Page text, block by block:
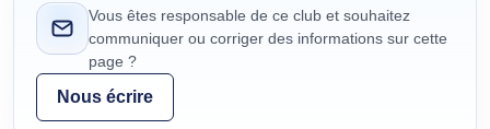
Vous êtes responsable de ce club et souhaitez
communiquer ou corriger des informations sur cette
page ?
Nous écrire